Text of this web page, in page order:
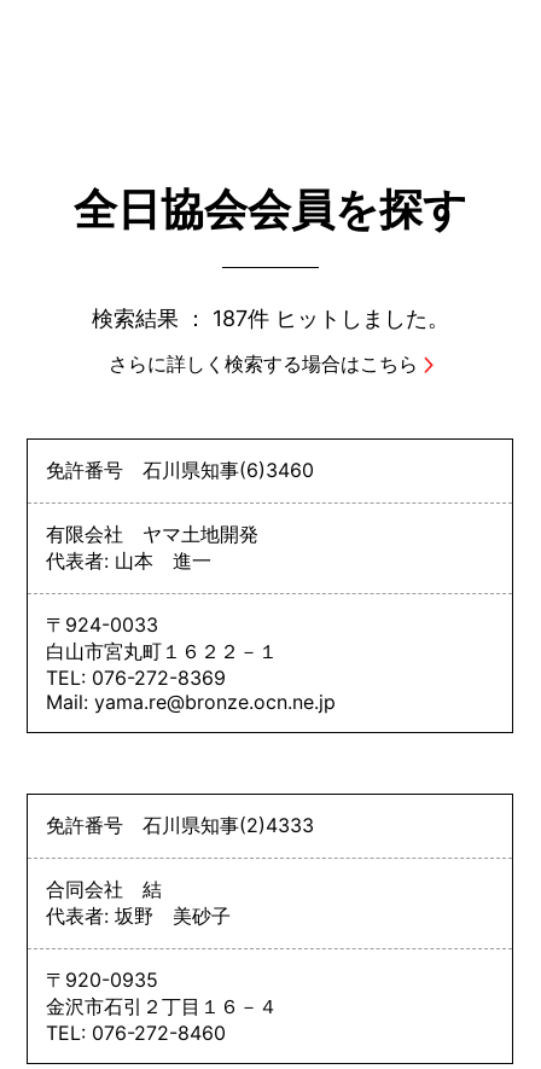
全日協会会員を探す
検索結果 ： 187件 ヒットしました。
さらに詳しく検索する場合はこちら
免許番号石川県知事(6)3460
有限会社 ヤマ土地開発
代表者: 山本 進一
〒924-0033
白山市宮丸町１６２２－１
TEL: 076-272-8369
Mail: yama.re@bronze.ocn.ne.jp
免許番号石川県知事(2)4333
合同会社 結
代表者: 坂野 美砂子
〒920-0935
金沢市石引２丁目１６－４
TEL: 076-272-8460